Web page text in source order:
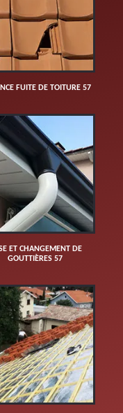
FUITE DE TOITURE 57
ET CHANGEMENT DE
GOUTTIÈRES 57